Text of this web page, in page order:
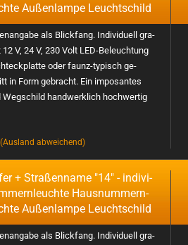
Au­ßen­lam­pe Leucht­schild
als Blick­fang. In­di­vi­du­ell gra­
V, 24 V, 230 Volt LED-​Beleuchtung
oder faunz-​typisch ge­
in Form ge­bracht. Ein im­po­san­tes
hand­werk­lich hoch­wer­tig
(Ausland abweichend)
+ Stra­ßen­na­me "14" - in­di­vi­
Haus­num­mern­
Au­ßen­lam­pe Leucht­schild
als Blick­fang. In­di­vi­du­ell gra­